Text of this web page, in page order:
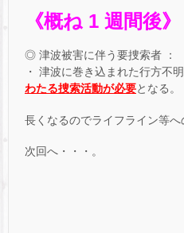
《概ね 1 週間後》
◎ 津波被害に伴う要捜索者 ：
・ 津波に巻き込まれた行方不
わたる捜索活動が必要となる。
長くなるのでライフライン等へ
次回へ・・・。